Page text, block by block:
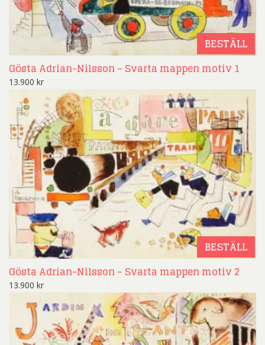
BESTÄLL
Gösta Adrian-Nilsson – Svarta mappen motiv 1
13.900 kr
BESTÄLL
Gösta Adrian-Nilsson – Svarta mappen motiv 2
13.900 kr